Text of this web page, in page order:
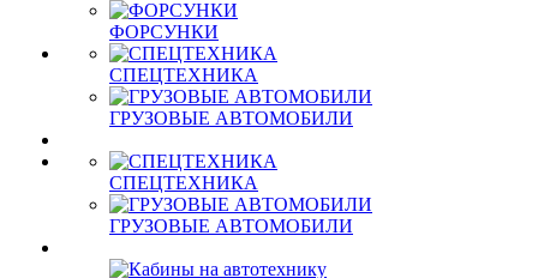
ФОРСУНКИ
СПЕЦТЕХНИКА
ГРУЗОВЫЕ АВТОМОБИЛИ
СПЕЦТЕХНИКА
ГРУЗОВЫЕ АВТОМОБИЛИ